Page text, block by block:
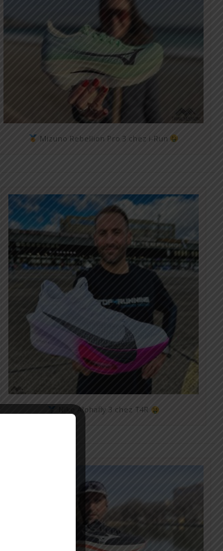
Mizuno Rebellion Pro 3 chez i-Run
Nike Alphafly 3 chez T4R